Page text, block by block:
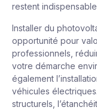
restent
Installer du
opportunité pour
professionnels,
votre démarche
également
véhicules électriques
structurels,